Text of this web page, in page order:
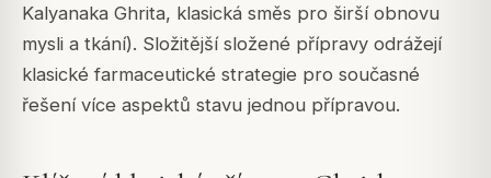
Kalyanaka Ghrita, klasická směs pro širší obnovu
mysli a tkání). Složitější složené přípravy odrážejí
klasické farmaceutické strategie pro současné
řešení více aspektů stavu jednou přípravou.